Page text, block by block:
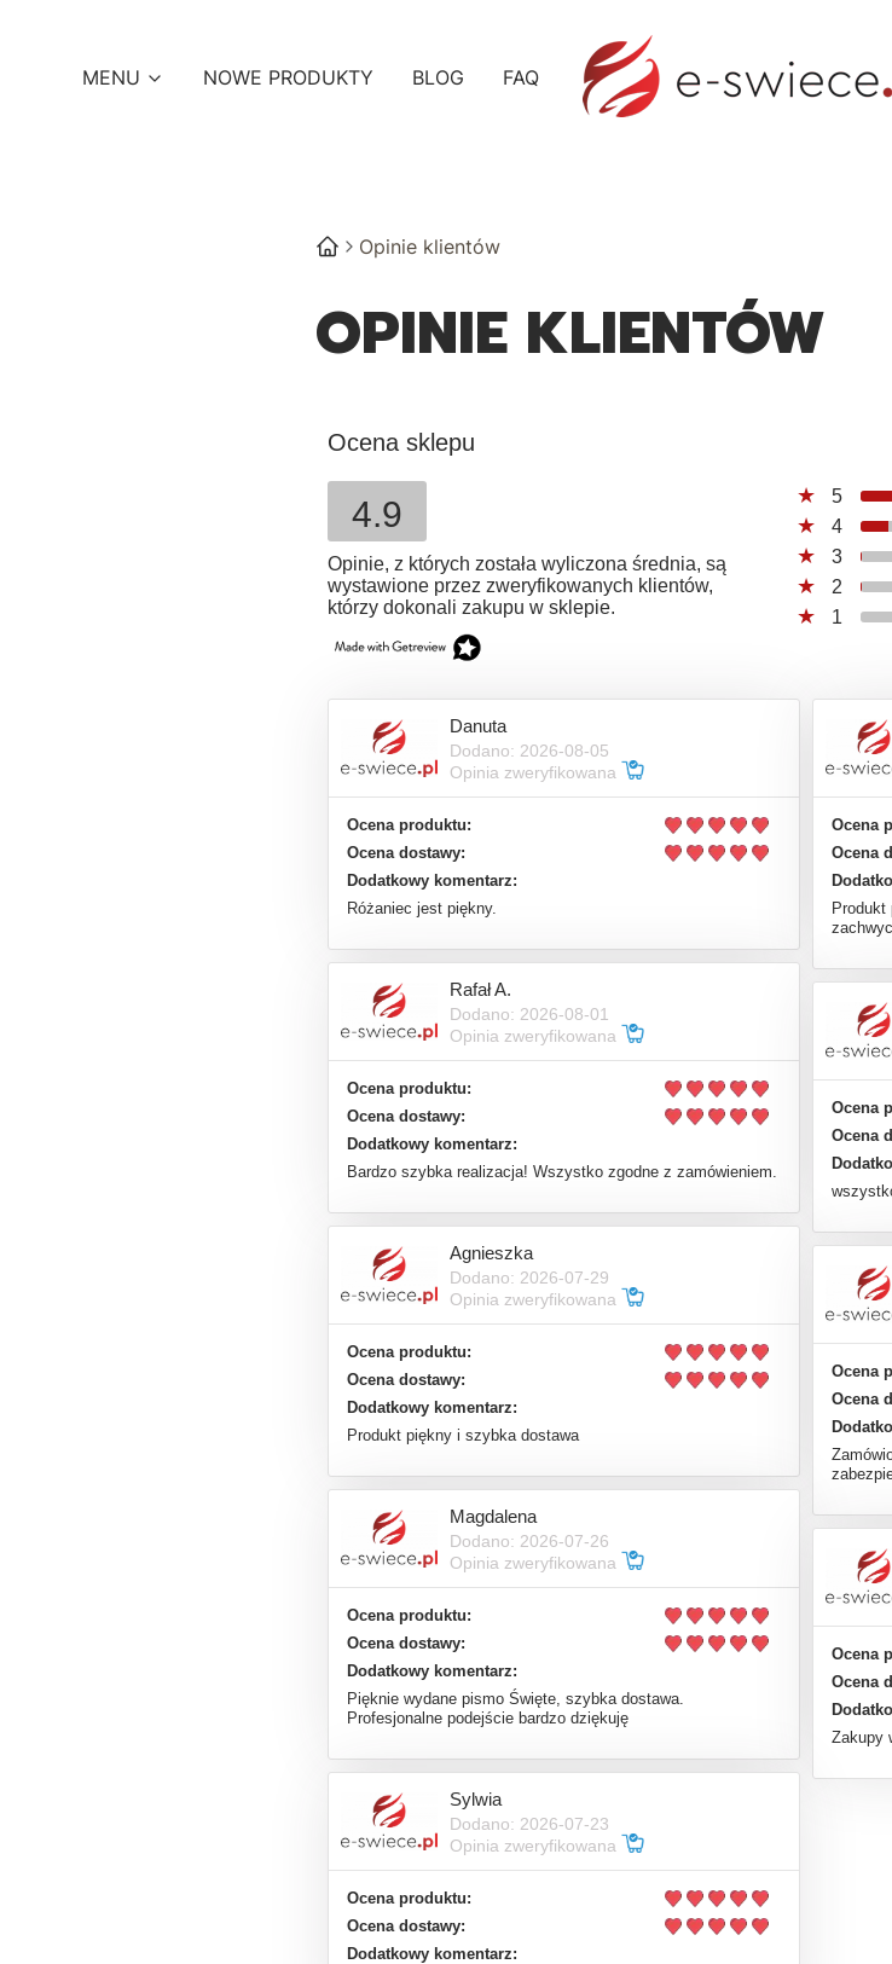
MENU NOWE PRODUKTY BLOG FAQ - NAJCZĘSTSZE PYTANIA
Opinie klientów
OPINIE KLIENTÓW
Ocena sklepu
4.9
Opinie, z których została wyliczona średnia, są
wystawione przez zweryfikowanych klientów,
którzy dokonali zakupu w sklepie.
5
4
3
2
1
Danuta
Dodano: 2026-08-05
Opinia zweryfikowana
Ocena produktu:
Ocena dostawy:
Dodatkowy komentarz:
Różaniec jest piękny.
Ocena
Ocena
Produkt
Rafał A.
Dodano: 2026-08-01
Opinia zweryfikowana
Ocena produktu:
Ocena dostawy:
Dodatkowy komentarz:
Bardzo szybka realizacja! Wszystko zgodne z zamówieniem.
Ocena
Ocena
Agnieszka
Dodano: 2026-07-29
Opinia zweryfikowana
Ocena produktu:
Ocena dostawy:
Dodatkowy komentarz:
Produkt piękny i szybka dostawa
Ocena
Ocena
Magdalena
Dodano: 2026-07-26
Opinia zweryfikowana
Ocena produktu:
Ocena dostawy:
Dodatkowy komentarz:
Pięknie wydane pismo Święte, szybka dostawa.
Profesjonalne podejście bardzo dziękuję
Ocena
Ocena
Zakupy
Sylwia
Dodano: 2026-07-23
Opinia zweryfikowana
Ocena produktu:
Ocena dostawy:
Dodatkowy komentarz: